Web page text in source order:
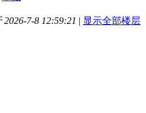
2026-7-8 12:59:21 | 显示全部楼层